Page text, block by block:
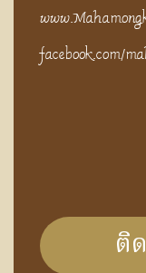
facebook.com/
ติ